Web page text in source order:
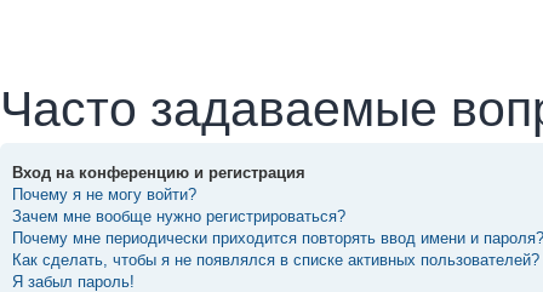
Часто задаваемые
Вход на конференцию и регистрация
Почему я не могу войти?
Зачем мне вообще нужно регистрироваться?
Почему мне периодически приходится повторять ввод имени и пароля?
Как сделать, чтобы я не появлялся в списке активных пользователей?
Я забыл пароль!